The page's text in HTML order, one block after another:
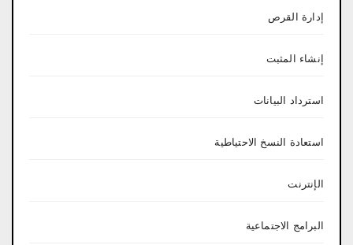
إدارة القرص
إنشاء المثبت
استرداد البيانات
استعادة النسخ الاحتياطية
الإنترنت
البرامج الاجتماعية